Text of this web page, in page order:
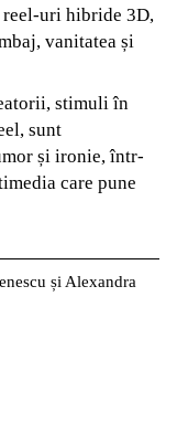
uri hibride 3D,
vanitatea și
stimuli în
sunt
și ironie, într-
care pune
și Alexandra